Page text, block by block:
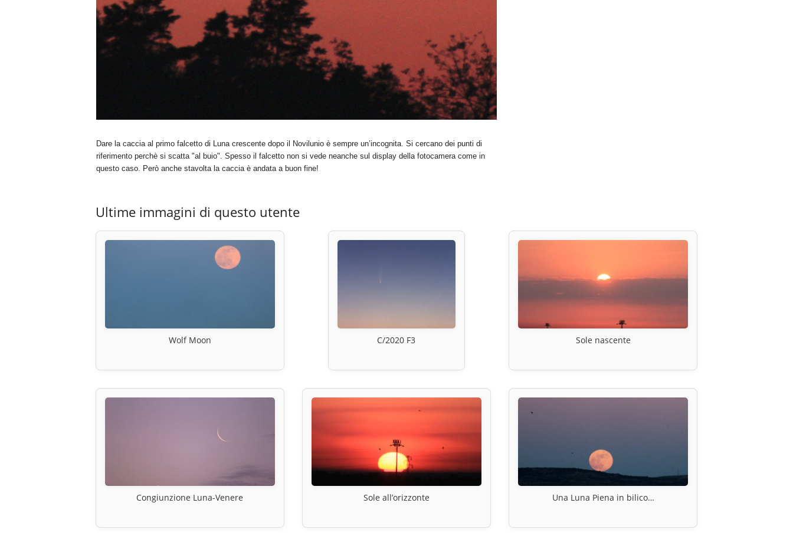
Dare la caccia al primo falcetto di Luna crescente dopo il Novilunio è sempre un’incognita. Si cercano dei punti di
riferimento perchè si scatta "al buio". Spesso il falcetto non si vede neanche sul display della fotocamera come in
questo caso. Però anche stavolta la caccia è andata a buon fine!
Ultime immagini di questo utente
Wolf Moon C/2020 F3 Sole nascente
Congiunzione Luna-Venere Sole all’orizzonte Una Luna Piena in bilico…